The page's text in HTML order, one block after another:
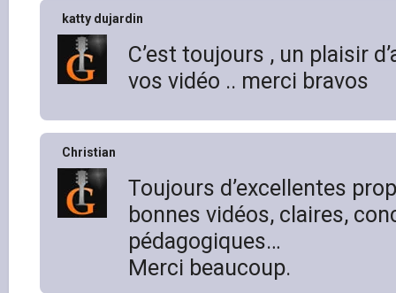
katty dujardin
C’est toujours , un plaisir
vos vidéo .. merci bravos
Christian
Toujours d’excellentes
bonnes vidéos, claires,
pédagogiques…
Merci beaucoup.